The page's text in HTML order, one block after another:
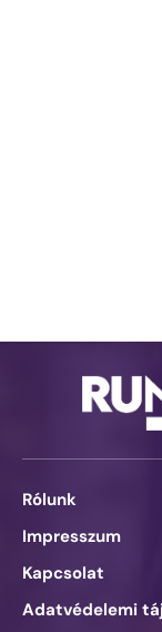
Rólunk
Impresszum
Kapcsolat
Adatvédelemi